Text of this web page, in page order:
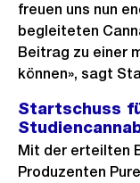
freuen uns nun
begleiteten
Beitrag zu einer
können», sagt
Startschuss
Mit der erteilten
Produzenten